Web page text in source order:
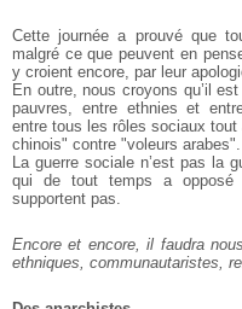
Cette journée a prouvé que
malgré ce que peuvent en
y croient encore, par leur
En outre, nous croyons qu’il
pauvres, entre ethnies et
entre tous les rôles sociaux
chinois" contre "voleurs arabes".
La guerre sociale n’est pas la
qui de tout temps a
supportent pas.
Encore et encore, il faudra
ethniques, communautaristes,